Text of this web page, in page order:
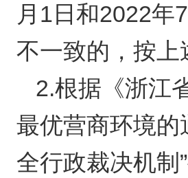
月1日和2022年
不一致的，按
2.根据《浙江
最优营商环境的
全行政裁决机制